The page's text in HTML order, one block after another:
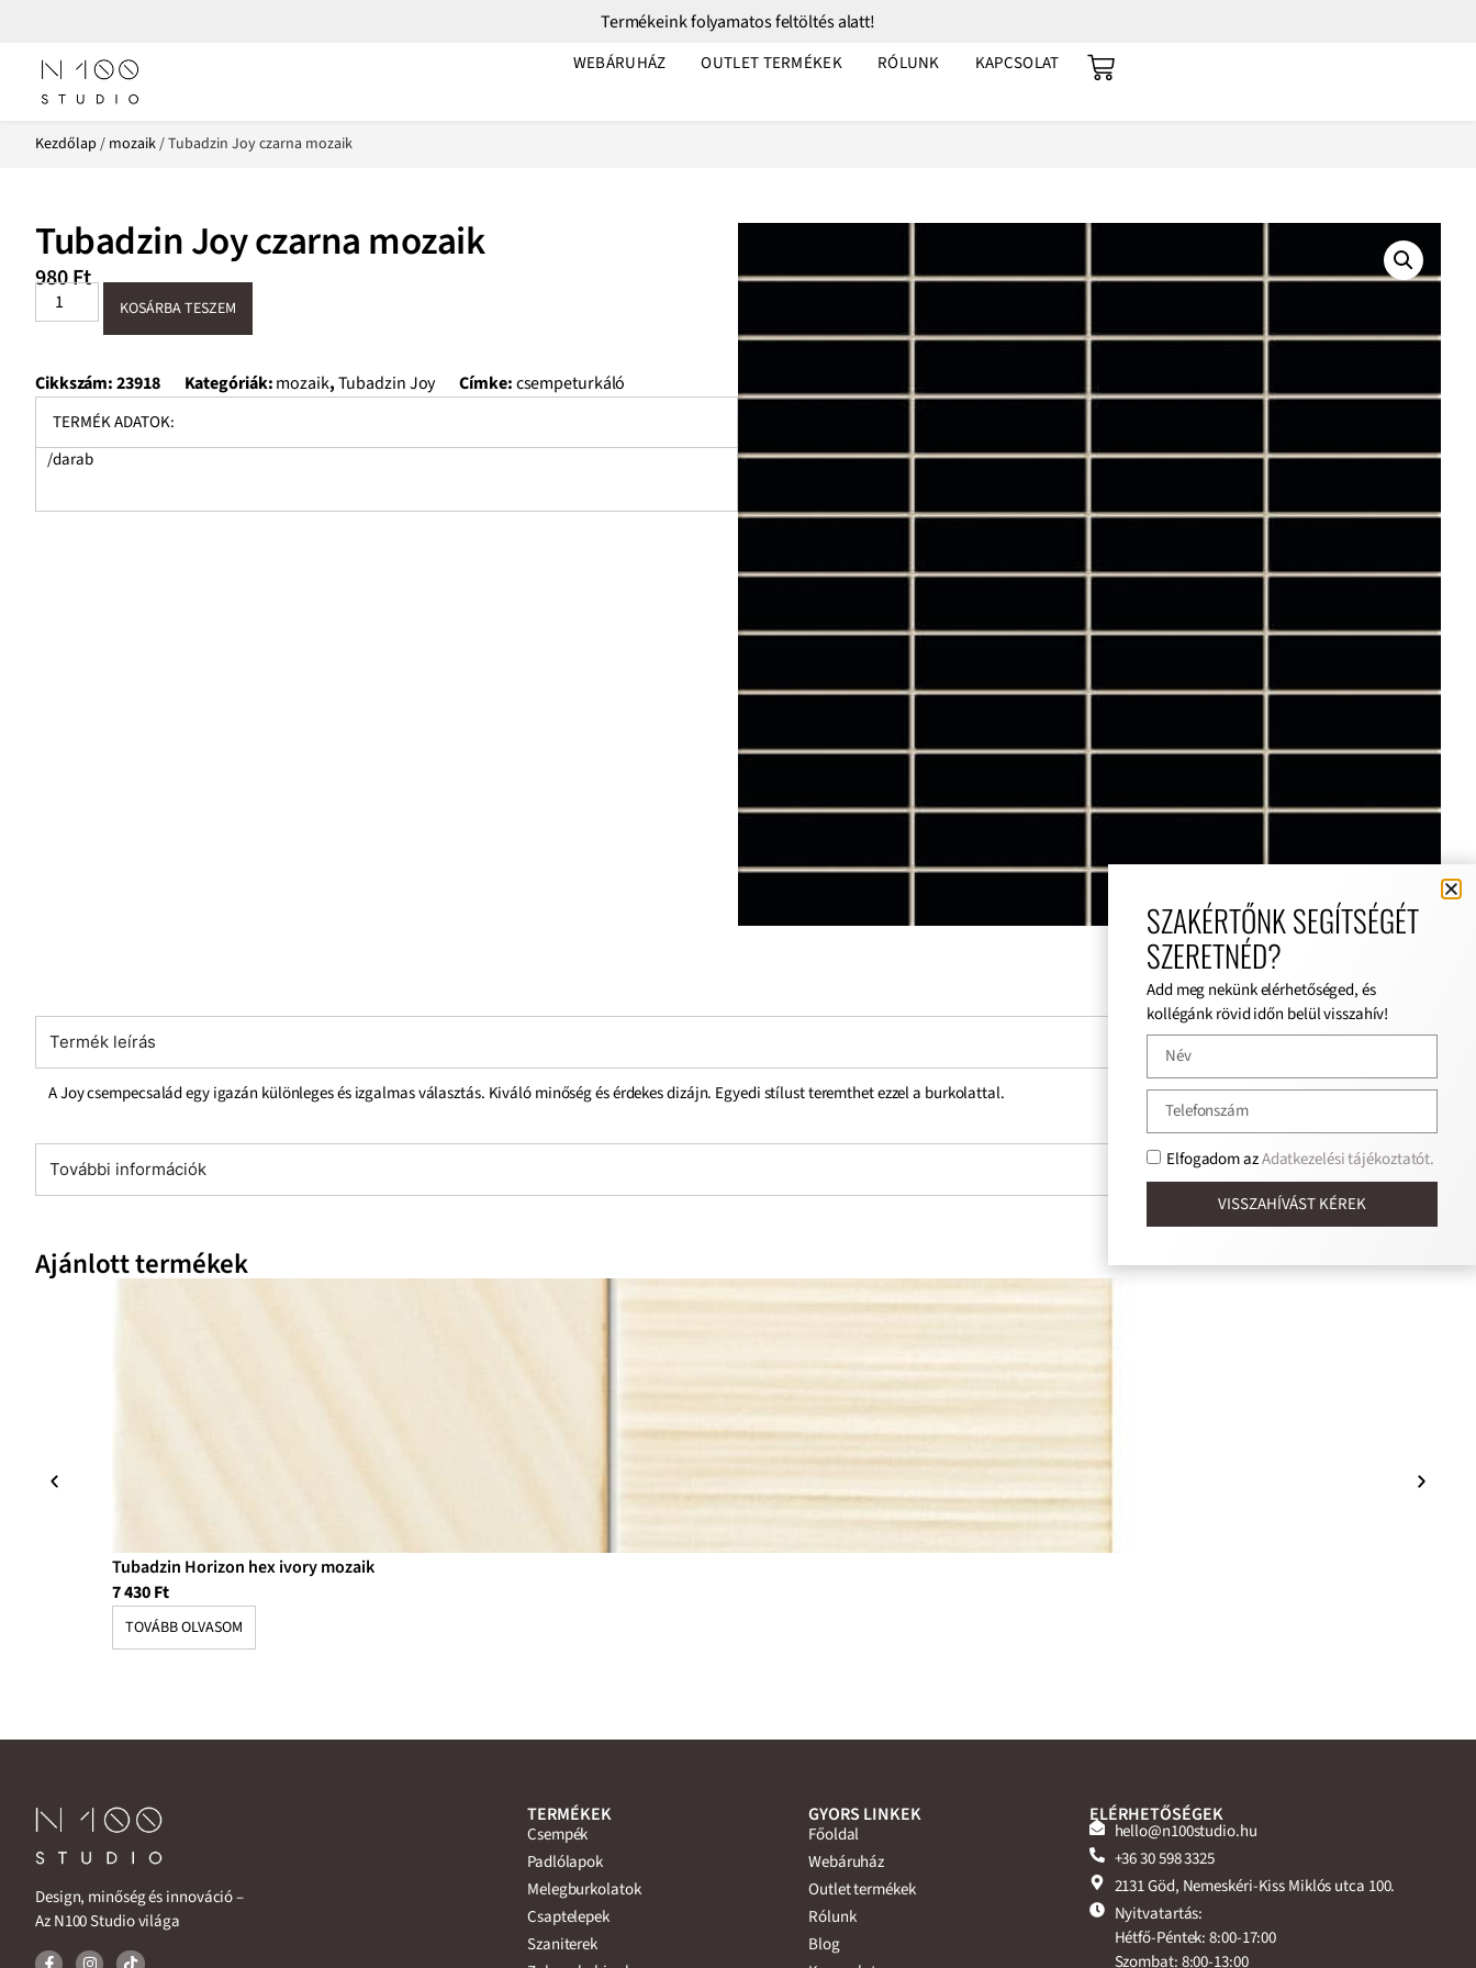
Termékeink folyamatos feltöltés alatt!
WEBÁRUHÁZ OUTLET TERMÉKEK RÓLUNK KAPCSOLAT
Kezdőlap / mozaik/ Tubadzin Joy czarna mozaik
Tubadzin Joy czarna mozaik
980Ft
KOSÁRBA TESZEM
Cikkszám:23918 Kategóriák:mozaik,Tubadzin Joy Címke:csempeturkáló
TERMÉK ADATOK:
/darab
Termék leírás
A Joy csempecsalád egy igazán különleges és izgalmas választás. Kiváló minőség és érdekes dizájn. Egyedi stílust teremthet ezzel a burkolattal.
További információk
Ajánlott termékek
Tubadzin Horizon hex ivory mozaik
7 430Ft
TOVÁBB OLVASOM
Design, minőség és innováció –
Az N100 Studio világa
TERMÉKEK
Csempék
Padlólapok
Melegburkolatok
Csaptelepek
Szaniterek
GYORS LINKEK
Főoldal
Webáruház
Outlet termékek
Rólunk
Blog
ELÉRHETŐSÉGEK
hello@n100studio.hu
+36 30 598 3325
2131 Göd, Nemeskéri-Kiss Miklós utca 100.
Nyitvatartás:
Hétfő-Péntek: 8:00-17:00
Szombat: 8:00-13:00
SZAKÉRTŐNK SEGÍTSÉGÉT
SZERETNÉD?
Add meg nekünk elérhetőséged, és
kollégánk rövid időn belül visszahív!
Elfogadom azAdatkezelési tájékoztatót.
VISSZAHÍVÁST KÉREK